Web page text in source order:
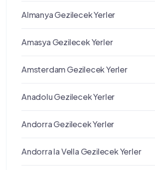
Almanya Gezilecek Yerler
Amasya Gezilecek Yerler
Amsterdam Gezilecek Yerler
Anadolu Gezilecek Yerler
Andorra Gezilecek Yerler
Andorra la Vella Gezilecek Yerler